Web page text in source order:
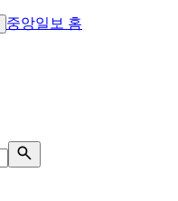
중앙일보 홈